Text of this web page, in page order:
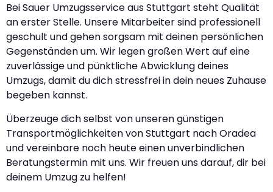
Bei Sauer Umzugsservice aus Stuttgart steht Qualität
an erster Stelle. Unsere Mitarbeiter sind professionell
geschult und gehen sorgsam mit deinen persönlichen
Gegenständen um. Wir legen großen Wert auf eine
zuverlässige und pünktliche Abwicklung deines
Umzugs, damit du dich stressfrei in dein neues Zuhause
begeben kannst.
Überzeuge dich selbst von unseren günstigen
Transportmöglichkeiten von Stuttgart nach Oradea
und vereinbare noch heute einen unverbindlichen
Beratungstermin mit uns. Wir freuen uns darauf, dir bei
deinem Umzug zu helfen!